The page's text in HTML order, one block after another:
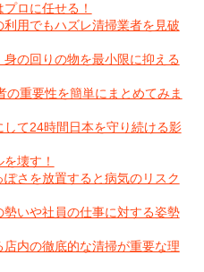
ロに任せる！
用でもハズレ清掃業者を見破
身の回りの物を最小限に抑える
の重要性を簡単にまとめてみま
て24時間日本を守り続ける影
壊す！
ぽさを放置すると病気のリスク
勢いや社員の仕事に対する姿勢
内の徹底的な清掃が重要な理